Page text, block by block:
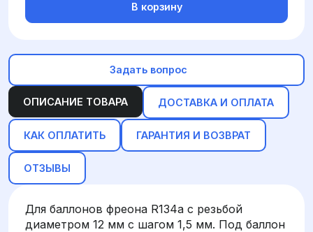
ОПИСАНИЕ ТОВАРА ДОСТАВКА И ОПЛАТА
КАК ОПЛАТИТЬ ГАРАНТИЯ И ВОЗВРАТ
ОТЗЫВЫ
Для баллонов фреона R134a с резьбой
диаметром 12 мм с шагом 1,5 мм. Под баллон
В корзину
Задать вопрос